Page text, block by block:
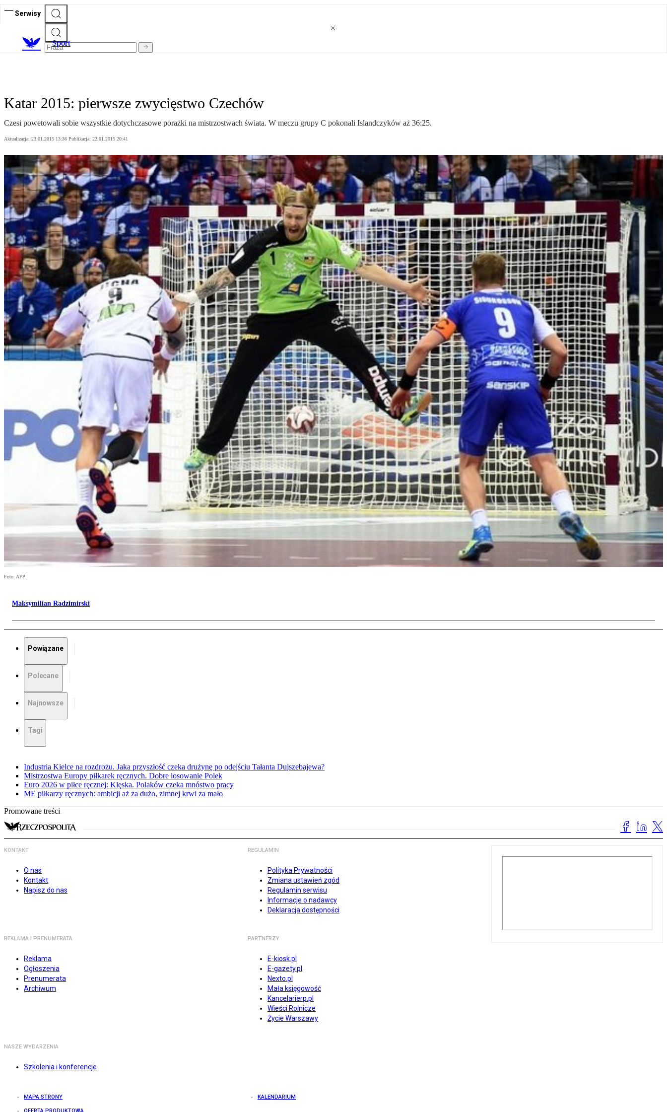
Serwisy
Sport
Katar 2015: pierwsze zwycięstwo Czechów
Czesi powetowali sobie wszystkie dotychczasowe porażki na mistrzostwach świata. W meczu grupy C pokonali Islandczyków aż 36:25.
Aktualizacja: 23.01.2015 13:36 Publikacja: 22.01.2015 20:41
Foto: AFP
Maksymilian Radzimirski
Powiązane
Polecane
Najnowsze
Tagi
Industria Kielce na rozdrożu. Jaka przyszłość czeka drużynę po odejściu Tałanta Dujszebajewa?
Mistrzostwa Europy piłkarek ręcznych. Dobre losowanie Polek
Euro 2026 w piłce ręcznej: Klęska. Polaków czeka mnóstwo pracy
ME piłkarzy ręcznych: ambicji aż za dużo, zimnej krwi za mało
Promowane treści
KONTAKT
O nas
Kontakt
Napisz do nas
REGULAMIN
Polityka Prywatności
Zmiana ustawień zgód
Regulamin serwisu
Informacje o nadawcy
Deklaracja dostępności
REKLAMA I PRENUMERATA
Reklama
Ogłoszenia
Prenumerata
Archiwum
PARTNERZY
E-kiosk.pl
E-gazety.pl
Nexto.pl
Mała księgowość
Kancelarierp.pl
Wieści Rolnicze
Życie Warszawy
NASZE WYDARZENIA
Szkolenia i konferencje
MAPA STRONY KALENDARIUM